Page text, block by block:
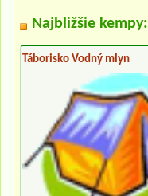
Najbližšie kempy:
Táborisko Vodný mlyn